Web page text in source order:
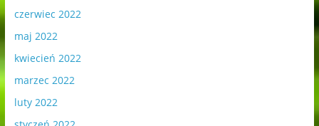
czerwiec 2022
maj 2022
kwiecień 2022
marzec 2022
luty 2022